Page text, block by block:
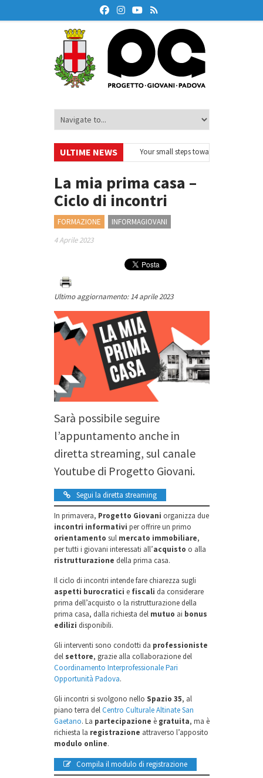
ULTIME NEWS
– Ciclo di webinar •
Your small steps towards sustainability
finanziaria
• Oxford Debate Lab – Borse di studio 2026/27
La mia prima casa –
Ciclo di incontri
FORMAZIONE
INFORMAGIOVANI
4 Aprile 2023
Ultimo aggiornamento: 14 aprile 2023
Sarà possibile seguire
l’appuntamento anche in
diretta streaming, sul canale
Youtube di Progetto Giovani.
Segui la diretta streaming
In primavera, Progetto Giovani organizza due
incontri informativi per offrire un primo
orientamento sul mercato immobiliare,
per tutti i giovani interessati all’acquisto o alla
ristrutturazione della prima casa.
Il ciclo di incontri intende fare chiarezza sugli
aspetti burocratici e fiscali da considerare
prima dell’acquisto o la ristrutturazione della
prima casa, dalla richiesta del mutuo ai bonus
edilizi disponibili.
Gli interventi sono condotti da professioniste
del settore, grazie alla collaborazione del
Coordinamento Interprofessionale Pari
Opportunità Padova.
Gli incontri si svolgono nello Spazio 35, al
piano terra delCentro Culturale Altinate San
Gaetano. La partecipazione è gratuita, ma è
richiesta la registrazione attraverso l’apposito
modulo online.
Compila il modulo di registrazione